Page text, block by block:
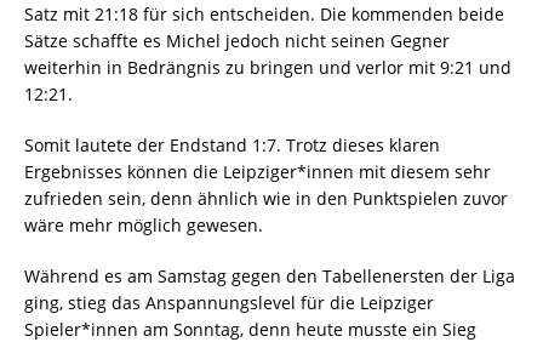
Satz mit 21:18 für sich entscheiden. Die kommenden beide
Sätze schaffte es Michel jedoch nicht seinen Gegner
weiterhin in Bedrängnis zu bringen und verlor mit 9:21 und
12:21.
Somit lautete der Endstand 1:7. Trotz dieses klaren
Ergebnisses können die Leipziger*innen mit diesem sehr
zufrieden sein, denn ähnlich wie in den Punktspielen zuvor
wäre mehr möglich gewesen.
Während es am Samstag gegen den Tabellenersten der Liga
ging, stieg das Anspannungslevel für die Leipziger
Spieler*innen am Sonntag, denn heute musste ein Sieg